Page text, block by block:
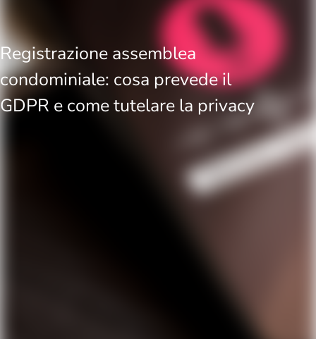
Registrazione assemblea
condominiale: cosa prevede il
GDPR e come tutelare la privacy